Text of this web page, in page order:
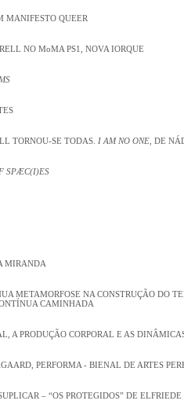
MANIFESTO QUEER
NO MoMA PS1, NOVA IORQUE
TORNOU-SE TODAS. I AM NO ONE , DE
SPÆC(I)ES
MIRANDA
METAMORFOSE NA CONSTRUÇÃO DO
CAMINHADA
A PRODUÇÃO CORPORAL E AS
PERFORMA - BIENAL DE ARTES
– “OS PROTEGIDOS” DE